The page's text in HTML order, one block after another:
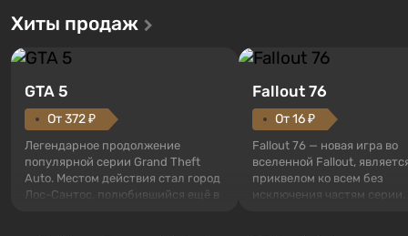
Хиты продаж
GTA 5
От 372 ₽
Легендарное продолжение
популярной серии Grand Theft
Auto. Местом действия стал город
Лос-Сантос, полюбившийся ещё в
Fallout 76
От 16 ₽
Fallout 76 — новая игра во
вселенной Fallout,
приквелом ко всем без
исключения частям серии.